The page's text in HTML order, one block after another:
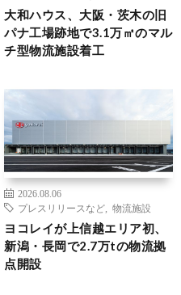
大和ハウス、大阪・茨木の旧
パナ工場跡地で3.1万㎡のマル
チ型物流施設着工
2026.08.06
プレスリリースなど
物流施設
ヨコレイが上信越エリア初、
新潟・長岡で2.7万tの物流拠
点開設